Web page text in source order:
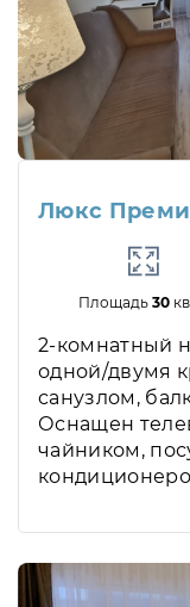
Люкс
Площадь30
2-комнатный
одной/двумя
санузлом,
Оснащен
чайником,